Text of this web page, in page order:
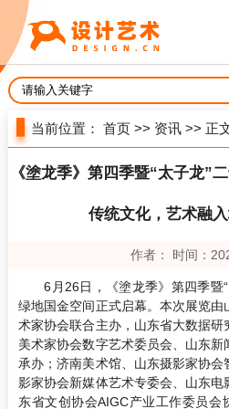
当前位置：首页 >> 资讯 >> 正
《塗龙季》第四季暨“太子龙
传统文化，艺术融
作者： 时间：
6月26日，《塗龙季》第四季暨
绿地国金空间正式启幕。本次展览
术家协会联合主办，山东省大数据
美术家协会数字艺术委员会、山东
承办；济南美术馆、山东摄影家协
影家协会新媒体艺术专委会、山东
东省文创协会AIGC产业工作委员会